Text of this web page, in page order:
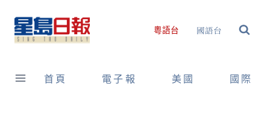
content
粵語台 國語台
首頁 電子報 美國 國際